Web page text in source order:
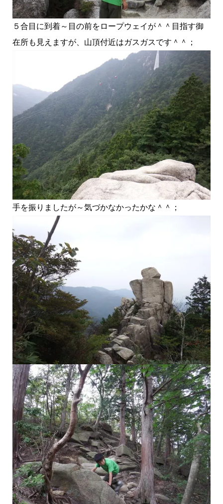
５合目に到着～目の前をロープウェイが＾＾目指す御
在所も見えますが、山頂付近はガスガスです＾＾；
手を振りましたが～気づかなかったかな＾＾；